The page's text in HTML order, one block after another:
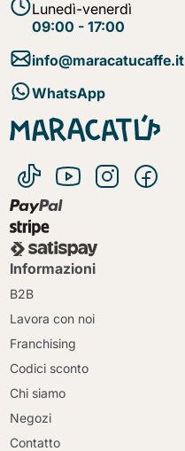
Lunedì-venerdì
09:00 - 17:00
info@maracatucaffe.it
WhatsApp
Informazioni
B2B
Lavora con noi
Franchising
Codici sconto
Chi siamo
Negozi
Contatto